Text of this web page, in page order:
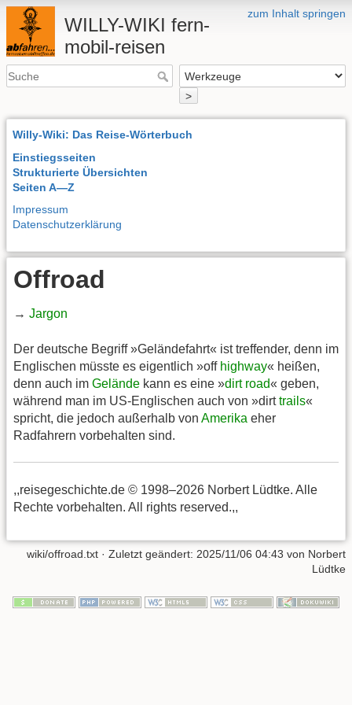
zum Inhalt springen
WILLY-WIKI fern-
mobil-reisen
>
Willy-Wiki: Das Reise-Wörterbuch
Einstiegsseiten
Strukturierte Übersichten
Seiten A—Z
Impressum
Datenschutzerklärung
Offroad
→ Jargon
Der deutsche Begriff »Geländefahrt« ist treffender, denn im
Englischen müsste es eigentlich »off highway« heißen,
denn auch im Gelände kann es eine »dirt road« geben,
während man im US-Englischen auch von »dirttrails«
spricht, die jedoch außerhalb von Amerika eher
Radfahrern vorbehalten sind.
,,reisegeschichte.de © 1998–2026 Norbert Lüdtke. Alle
Rechte vorbehalten. All rights reserved.,,
wiki/offroad.txt · Zuletzt geändert: 2025/11/06 04:43 von Norbert
Lüdtke